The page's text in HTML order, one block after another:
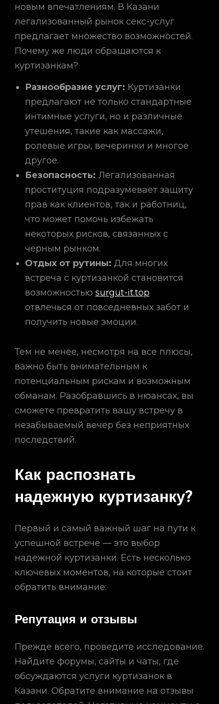
новым впечатлениям. В Казани
легализованный рынок секс-услуг
предлагает множество возможностей.
Почему же люди обращаются к
куртизанкам?
Разнообразие услуг: Куртизанки
предлагают не только стандартные
интимные услуги, но и различные
утешения, такие как массажи,
ролевые игры, вечеринки и многое
другое.
Безопасность: Легализованная
проституция подразумевает защиту
прав как клиентов, так и работниц,
что может помочь избежать
некоторых рисков, связанных с
черным рынком.
Отдых от рутины: Для многих
встреча с куртизанкой становится
возможностью surgut-it.top
отвлечься от повседневных забот и
получить новые эмоции.
Тем не менее, несмотря на все плюсы,
важно быть внимательным к
потенциальным рискам и возможным
обманам. Разобравшись в нюансах, вы
сможете превратить вашу встречу в
незабываемый вечер без неприятных
последствий.
Как распознать
надежную куртизанку?
Первый и самый важный шаг на пути к
успешной встрече — это выбор
надежной куртизанки. Есть несколько
ключевых моментов, на которые стоит
обратить внимание:
Репутация и отзывы
Прежде всего, проведите исследование.
Найдите форумы, сайты и чаты, где
обсуждаются услуги куртизанок в
Казани. Обратите внимание на отзывы